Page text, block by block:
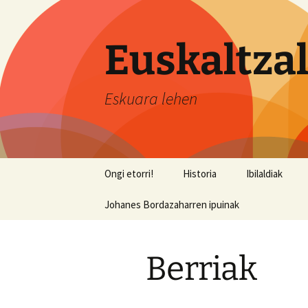
contenu
Eskuara lehen
Ongi etorri! Historia Ibilaldiak
Johanes Bordazaharren ipuinak
Berriak